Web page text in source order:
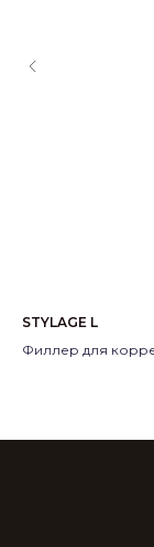
STYLAGE L
Филлер для